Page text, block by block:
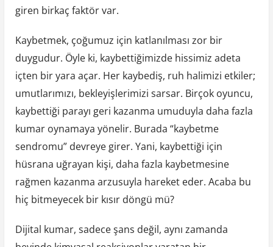
giren birkaç faktör var.
Kaybetmek, çoğumuz için katlanılması zor bir
duygudur. Öyle ki, kaybettiğimizde hissimiz adeta
içten bir yara açar. Her kaybediş, ruh halimizi etkiler;
umutlarımızı, bekleyişlerimizi sarsar. Birçok oyuncu,
kaybettiği parayı geri kazanma umuduyla daha fazla
kumar oynamaya yönelir. Burada “kaybetme
sendromu” devreye girer. Yani, kaybettiği için
hüsrana uğrayan kişi, daha fazla kaybetmesine
rağmen kazanma arzusuyla hareket eder. Acaba bu
hiç bitmeyecek bir kısır döngü mü?
Dijital kumar, sadece şans değil, aynı zamanda